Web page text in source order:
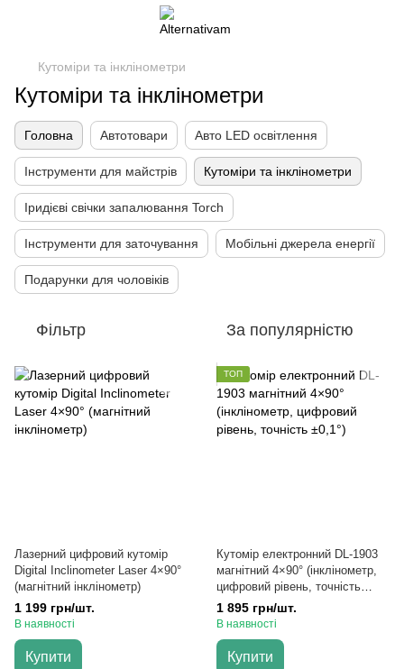
Кутоміри та інклінометри
Кутоміри та інклінометри
Головна Автотовари Авто LED освітлення
Інструменти для майстрів Кутоміри та інклінометри
Іридієві свічки запалювання Torch
Інструменти для заточування Мобільні джерела енергії
Подарунки для чоловіків
Фільтр За популярністю
Лазерний цифровий кутомір
Digital Inclinometer Laser 4×90°
(магнітний інклінометр)
1 199 грн/шт.
В наявності
Купити
ТОП
Кутомір електронний DL-1903
магнітний 4×90° (інклінометр,
цифровий рівень, точність
±0,1°)
1 895 грн/шт.
В наявності
Купити